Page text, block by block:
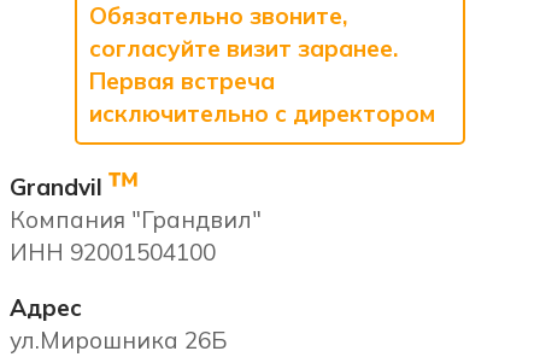
Обязательно звоните,
согласуйте визит заранее.
Первая встреча
исключительно с директором
Grandvil ™
Компания "Грандвил"
ИНН 92001504100
Адрес
ул.Мирошника 26Б